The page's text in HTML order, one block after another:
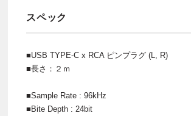
スペック
■USB TYPE-C x RCA ピンプラグ (L, R)
■長さ：２ｍ
■Sample Rate : 96kHz
■Bite Depth : 24bit